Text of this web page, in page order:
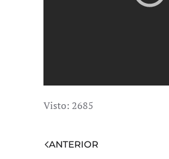
Visto: 2685
ANTERIOR